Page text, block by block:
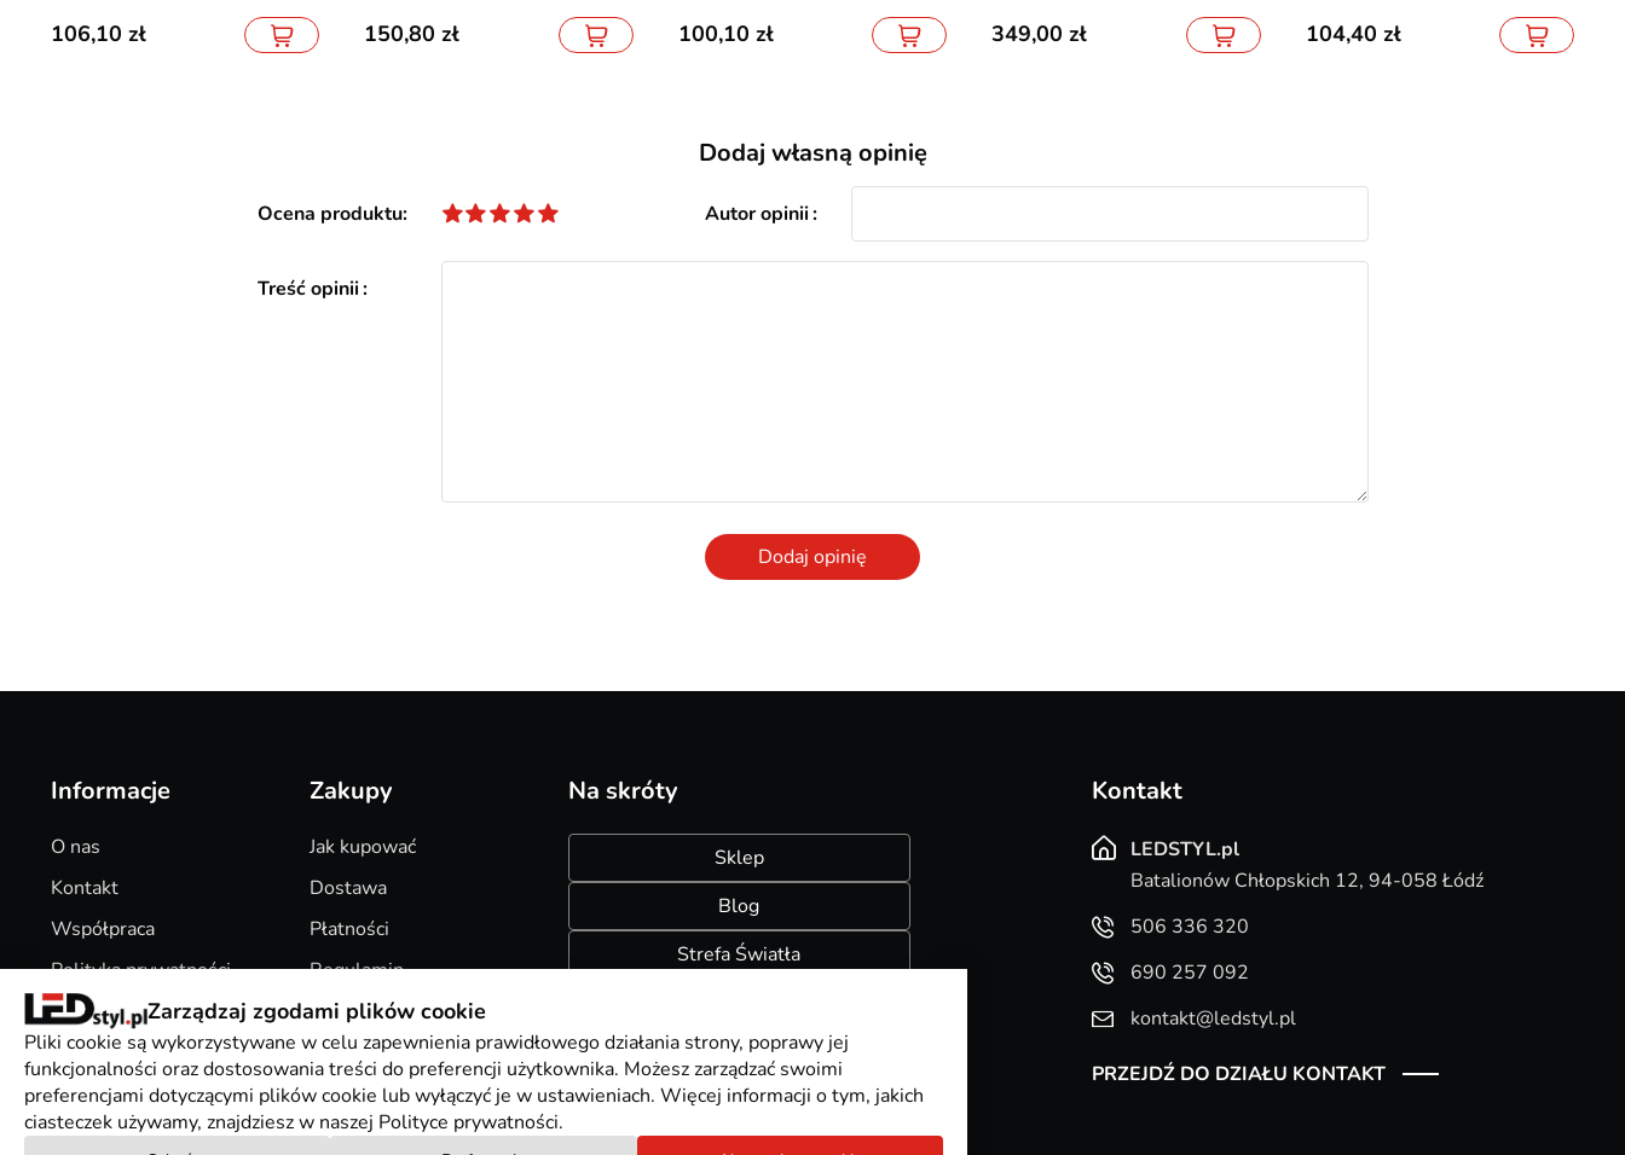
106,10 150,80 100,10 349,00 104,40
Dodaj własną opinię
Ocena produktu Autor opinii
Treść opinii
Dodaj opinię
Informacje
O nas
Kontakt
Współpraca
Polityka prywatności
Pliki Cookies
Zakupy
Jak kupować
Dostawa
Płatności
Regulamin
Zwroty
Na skróty
Sklep
Blog
Strefa Światła
Kontakt
LEDSTYL.pl
Batalionów Chłopskich 12, 94-058 Łódź
506 336 320
690 257 092
kontakt@ledstyl.pl
PRZEJDŹ DO DZIAŁU KONTAKT
Zarządzaj zgodami plików cookie
Pliki cookie są wykorzystywane w celu zapewnienia prawidłowego działania strony, poprawy jej
funkcjonalności oraz dostosowania treści do preferencji użytkownika. Możesz zarządzać swoimi
preferencjami dotyczącymi plików cookie lub wyłączyć je w ustawieniach. Więcej informacji o tym, jakich
ciasteczek używamy, znajdziesz w naszej Polityce prywatności.